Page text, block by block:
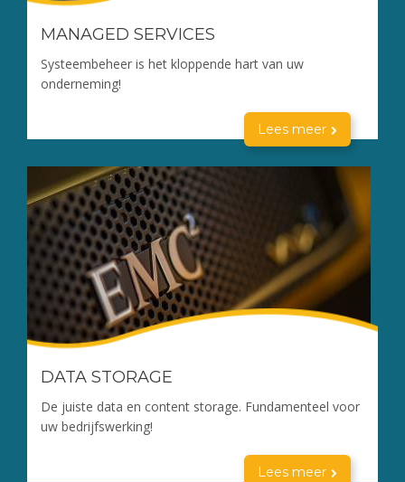
MANAGED SERVICES
Systeembeheer is het kloppende hart van uw
onderneming!
Lees meer
DATA STORAGE
De juiste data en content storage. Fundamenteel voor
uw bedrijfswerking!
Lees meer